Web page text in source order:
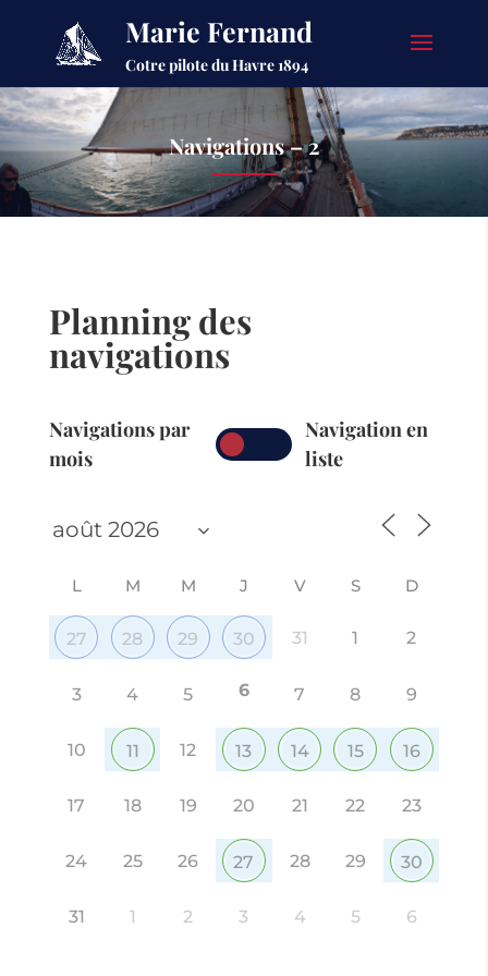
Marie Fernand
Cotre pilote du Havre 1894
Navigations – 2
Planning des
navigations
Navigations par
mois
Navigation en
liste
L M M J V S D
27 28 29 30 31 1 2
3 4 5 6 7 8 9
10 11 12 13 14 15 16
17 18 19 20 21 22 23
24 25 26 27 28 29 30
31 1 2 3 4 5 6